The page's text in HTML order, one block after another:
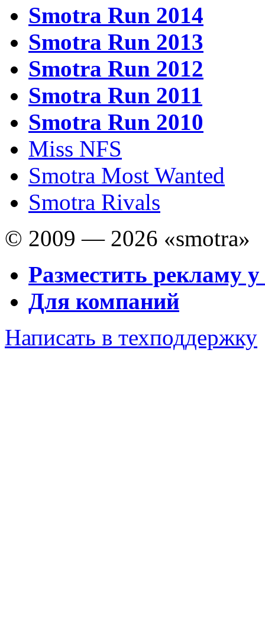
Smotra Run 2014
Smotra Run 2013
Smotra Run 2012
Smotra Run 2011
Smotra Run 2010
Miss NFS
Smotra Most Wanted
Smotra Rivals
© 2009 — 2026 «smotra»
Разместить рекламу у
Для компаний
Написать в техподдержку